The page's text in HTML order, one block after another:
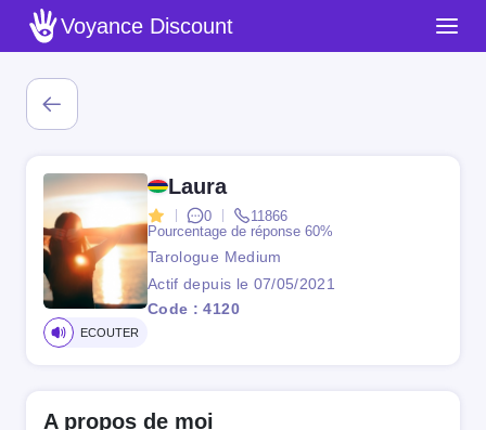
Voyance Discount
ECOUTER
Laura
0
11866
Pourcentage de réponse 60%
Tarologue Medium
Actif depuis le 07/05/2021
Code : 4120
A propos de moi